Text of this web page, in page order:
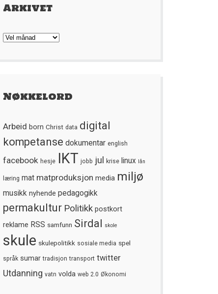
Arkivet
Arkivet
Nøkkelord
Arbeid born Christ data digital
kompetanse dokumentar english
facebook hesje IKT jobb jul krise linux lån
læring mat matproduksjon media miljø
musikk nyhende pedagogikk
permakultur Politikk postkort
reklame RSS samfunn Sirdal skole
skule skulepolitikk sosiale media spel
språk sumar tradisjon transport twitter
Utdanning vatn volda web 2.0 Økonomi